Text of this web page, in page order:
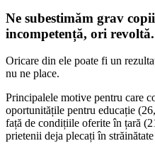
Ne subestimăm grav
incompetență, ori revoltă.
Oricare din ele poate fi un
nu ne place.
Principalele motive pentru care
oportunitățile pentru educație
față de condițiile oferite în țară
prietenii deja plecați în